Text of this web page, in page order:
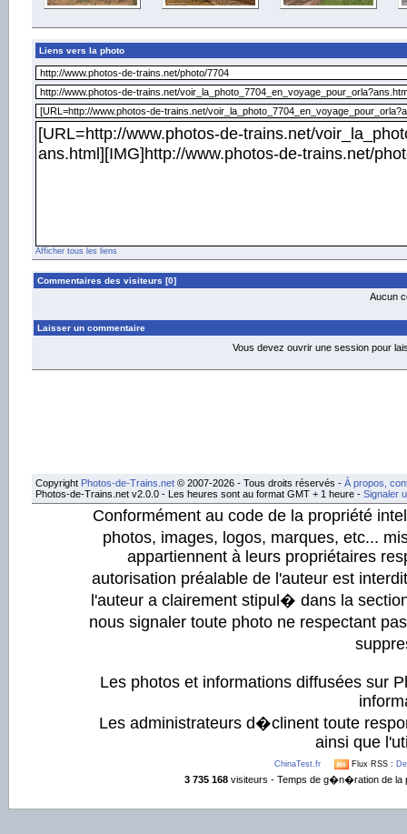
Liens vers la photo
Afficher tous les liens
Commentaires des visiteurs [0]
Aucun
Laisser un commentaire
Vous devez ouvrir une session pour
Copyright Photos-de-Trains.net © 2007-2026 - Tous droits réservés - À propos,
Photos-de-Trains.net v2.0.0 - Les heures sont au format GMT + 1 heure - Signaler
Conformément au code de la propriété
photos, images, logos, marques, etc...
appartiennent à leurs propriétaires
autorisation préalable de l'auteur est
l'auteur a clairement stipul� dans la
nous signaler toute photo ne respectant
Les photos et informations diffusées sur
Les administrateurs d�clinent toute
ainsi que
ChinaTest.fr Flux RSS :
3 735 168visiteurs - Temps de g�n�ration de la